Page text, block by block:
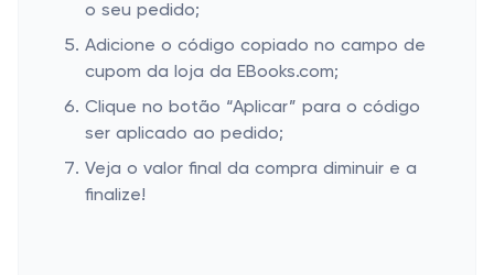
o seu pedido;
Adicione o código copiado no campo de
cupom da loja da EBooks.com;
Clique no botão “Aplicar” para o código
ser aplicado ao pedido;
Veja o valor final da compra diminuir e a
finalize!